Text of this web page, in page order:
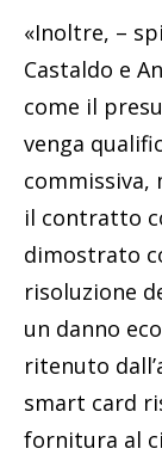
«Inoltre, –
Castaldo e
come il
venga
commissiva,
il contratto
dimostrato
risoluzione
un danno
ritenuto
smart card
fornitura al